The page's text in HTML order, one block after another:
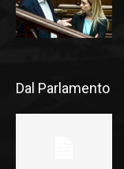
Dal Parlamento